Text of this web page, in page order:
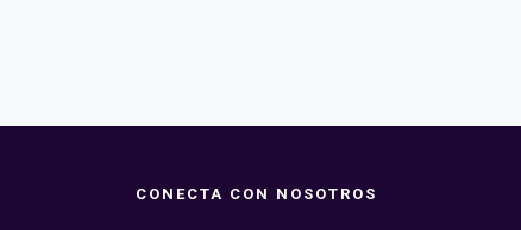
CONECTA CON NOSOTROS